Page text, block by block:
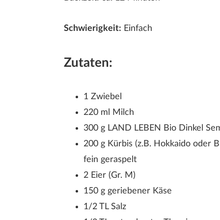
Schwierigkeit: Einfach
Zutaten:
1 Zwiebel
220 ml Milch
300 g LAND LEBEN Bio Dinkel
200 g Kürbis (z.B. Hokkaido oder
fein geraspelt
2 Eier (Gr. M)
150 g geriebener Käse
1/2 TL Salz